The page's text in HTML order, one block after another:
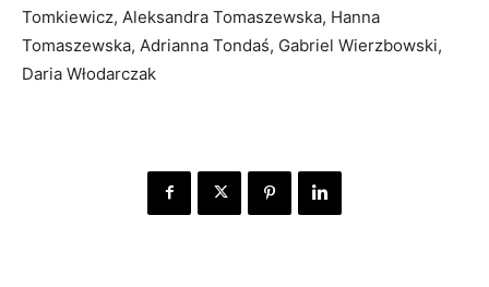
Tomkiewicz, Aleksandra Tomaszewska, Hanna
Tomaszewska, Adrianna Tondaś, Gabriel Wierzbowski,
Daria Włodarczak